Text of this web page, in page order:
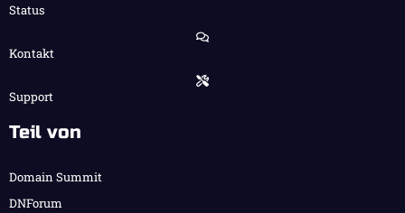
Status
Kontakt
Support
Teil von
Domain Summit
DNForum